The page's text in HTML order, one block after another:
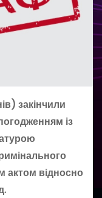
закінчили
із
актом відносно